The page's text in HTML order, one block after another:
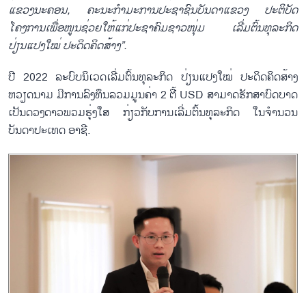
ແຂວງນະຄອນ, ຄະນະກຳມະການປະຊາຊົນບັນດາແຂວງ ປະຕິບັດ
ໂຄງການເພື່ອໜູນຊ່ວຍໃຫ້ແກ່ປະຊາຄົມຊາວໜຸ່ມ ເລີ່ມຕົ້ນທຸລະກິດ
ປ່ຽນແປງໃໝ່ ປະດິດຄິດສ້າງ”.
ປີ 2022 ລະບົບນິເວດເລີ່ມຕົ້ນທຸລະກິດ ປ່ຽນແປງໃໝ່ ປະດິດຄິດສ້າງ
ຫວຽດນາມ ມີການລົງທຶນລວມມູນຄ່າ 2 ຕື້ USD ສາມາດຮັກສາບົດບາດ
ເປັນດວງດາວພວມຮຸ່ງໃສ ກ່ຽວກັບການເລີ່ມຕົ້ນທຸລະກິດ ໃນຈຳນວນ
ບັນດາປະເທດ ອາຊີ.